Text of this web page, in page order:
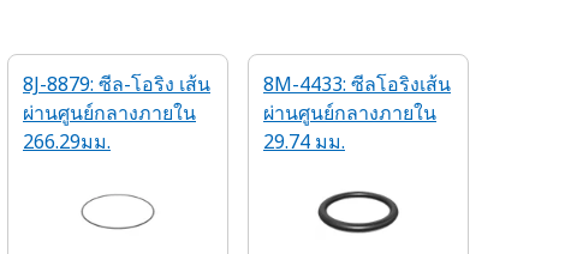
8J-8879: ซีล-โอริง เส้น
ผ่านศูนย์กลางภายใน
266.29มม.
8M-4433: ซีลโอริงเส้น
ผ่านศูนย์กลางภายใน
29.74 มม.